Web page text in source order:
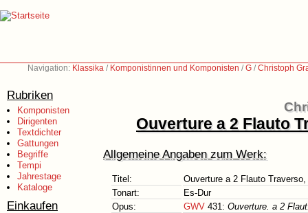
Navigation: Klassika / Komponistinnen und Komponisten /G /Christoph
Rubriken
Komponisten
Dirigenten
Textdichter
Gattungen
Begriffe
Tempi
Jahrestage
Kataloge
Einkaufen
Ouverture a 2 Flauto
Allgemeine Angaben zum Werk:
Titel:
Ouverture a 2 Flauto
Tonart:
Es-Dur
Opus:
GWV 431: Ouverture. a 2